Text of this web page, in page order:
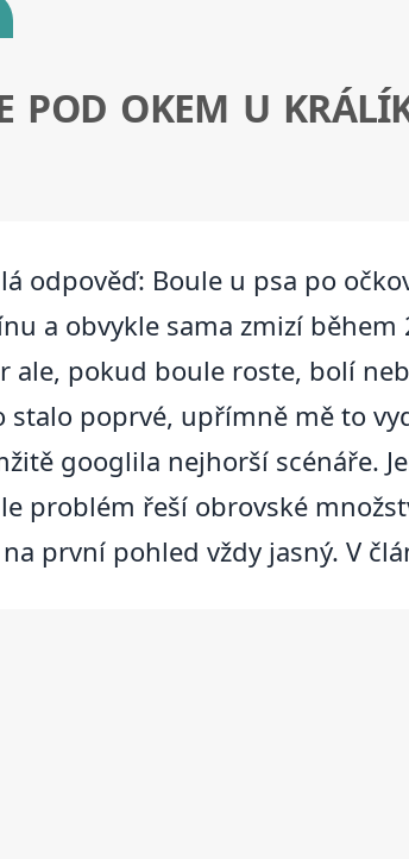
POD OKEM U
odpověď: Boule u psa po
a obvykle sama zmizí
ale, pokud boule roste, bolí
stalo poprvé, upřímně mě to
googlila nejhorší scénáře.
problém řeší obrovské
první pohled vždy jasný. V